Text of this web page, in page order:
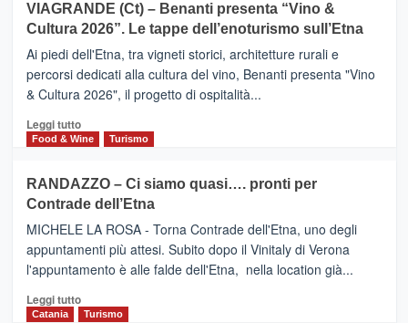
Anche
la
Alcantara
nei
primi
nella
classifica
IL
SAN
DOMENICO
PALACE
TAORMINA,
UN
HOTEL
FOUR
IL
NUOVO
SUMMER
CLUB
VIAGRANDE (Ct) – Benanti presenta “Vino &
Cultura 2026”. Le tappe dell’enoturismo sull’Etna
Ai piedi dell'Etna, tra vigneti storici, architetture rurali e
percorsi dedicati alla cultura del vino, Benanti presenta "Vino
& Cultura 2026", il progetto di ospitalità...
Leggi tuttoLeggi
di
VIAGRANDE
(Ct)
–
Benanti
presenta
“Vino
&
Cultura
Food & Wine Turismo
RANDAZZO – Ci siamo quasi…. pronti per
Contrade dell’Etna
MICHELE LA ROSA - Torna Contrade dell'Etna, uno degli
appuntamenti più attesi. Subito dopo il Vinitaly di Verona
l'appuntamento è alle falde dell'Etna, nella location già...
Leggi tuttoLeggi
di
Catania Turismo